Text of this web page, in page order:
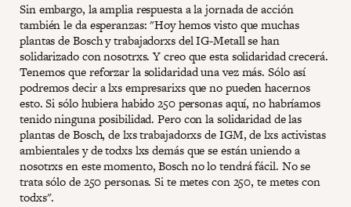
Sin embargo, la amplia respuesta a la jornada de acción
también le da esperanzas: "Hoy hemos visto que muchas
plantas de Bosch y trabajadorxs del IG-Metall se han
solidarizado con nosotrxs. Y creo que esta solidaridad crecerá.
Tenemos que reforzar la solidaridad una vez más. Sólo así
podremos decir a lxs empresarixs que no pueden hacernos
esto. Si sólo hubiera habido 250 personas aquí, no habríamos
tenido ninguna posibilidad. Pero con la solidaridad de las
plantas de Bosch, de lxs trabajadorxs de IGM, de lxs activistas
ambientales y de todxs lxs demás que se están uniendo a
nosotrxs en este momento, Bosch no lo tendrá fácil. No se
trata sólo de 250 personas. Si te metes con 250, te metes con
todxs".